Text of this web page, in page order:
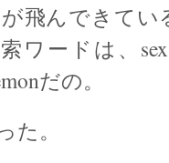
飛んできてい
ワードは、
だの。
。